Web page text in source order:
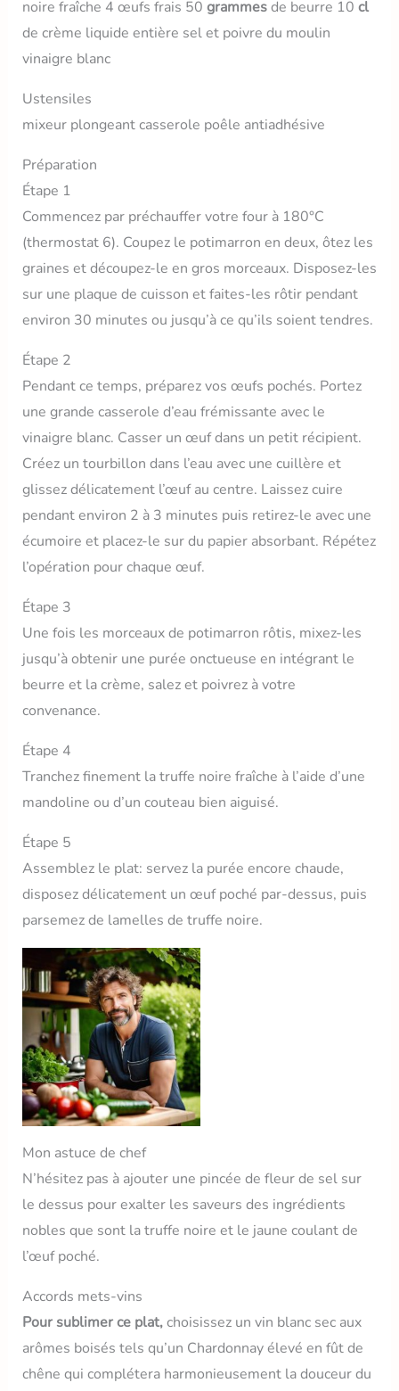
noire fraîche 4 œufs frais 50 grammesde beurre 10 cl
de crème liquide entière sel et poivre du moulin
vinaigre blanc
Ustensiles
mixeur plongeant casserole poêle antiadhésive
Préparation
Étape 1
Commencez par préchauffer votre four à 180°C
(thermostat 6). Coupez le potimarron en deux, ôtez les
graines et découpez-le en gros morceaux. Disposez-les
sur une plaque de cuisson et faites-les rôtir pendant
environ 30 minutes ou jusqu’à ce qu’ils soient tendres.
Étape 2
Pendant ce temps, préparez vos œufs pochés. Portez
une grande casserole d’eau frémissante avec le
vinaigre blanc. Casser un œuf dans un petit récipient.
Créez un tourbillon dans l’eau avec une cuillère et
glissez délicatement l’œuf au centre. Laissez cuire
pendant environ 2 à 3 minutes puis retirez-le avec une
écumoire et placez-le sur du papier absorbant. Répétez
l’opération pour chaque œuf.
Étape 3
Une fois les morceaux de potimarron rôtis, mixez-les
jusqu’à obtenir une purée onctueuse en intégrant le
beurre et la crème, salez et poivrez à votre
convenance.
Étape 4
Tranchez finement la truffe noire fraîche à l’aide d’une
mandoline ou d’un couteau bien aiguisé.
Étape 5
Assemblez le plat: servez la purée encore chaude,
disposez délicatement un œuf poché par-dessus, puis
parsemez de lamelles de truffe noire.
Mon astuce de chef
N’hésitez pas à ajouter une pincée de fleur de sel sur
le dessus pour exalter les saveurs des ingrédients
nobles que sont la truffe noire et le jaune coulant de
l’œuf poché.
Accords mets-vins
Pour sublimer ce plat,choisissez un vin blanc sec aux
arômes boisés tels qu’un Chardonnay élevé en fût de
chêne qui complétera harmonieusement la douceur du